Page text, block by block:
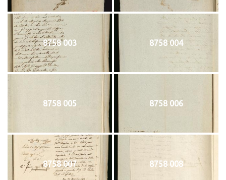
8758 003 8758 004
8758 005 8758 006
8758 007 8758 008